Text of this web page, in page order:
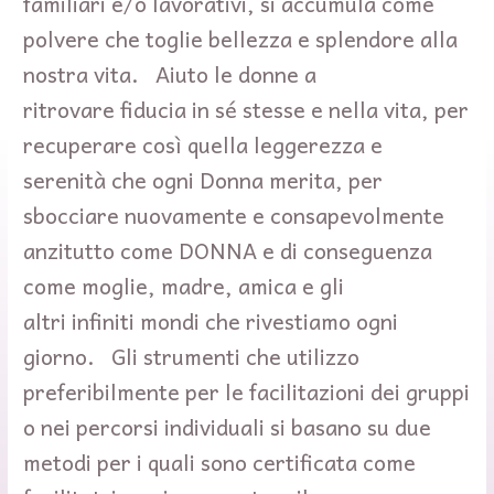
polvere che toglie bellezza e splendore alla
nostra vita. Aiuto le donne a
ritrovare fiducia in sé stesse e nella vita, per
recuperare così quella leggerezza e
serenità che ogni Donna merita, per
sbocciare nuovamente e consapevolmente
anzitutto come DONNA e di conseguenza
come moglie, madre, amica e gli
altri infiniti mondi che rivestiamo ogni
giorno. Gli strumenti che utilizzo
preferibilmente per le facilitazioni dei gruppi
o nei percorsi individuali si basano su due
metodi per i quali sono certificata come